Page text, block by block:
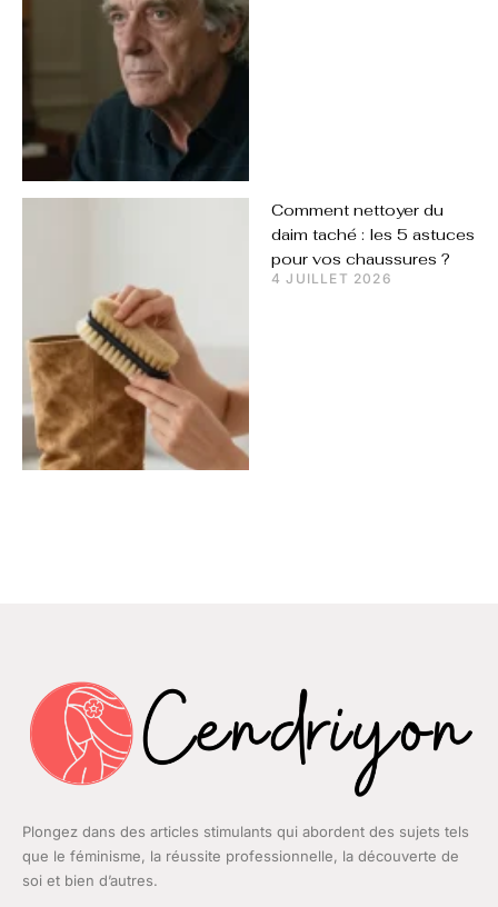
Comment nettoyer du
daim taché : les 5 astuces
pour vos chaussures ?
4 JUILLET 2026
Plongez dans des articles stimulants qui abordent des sujets tels
que le féminisme, la réussite professionnelle, la découverte de
soi et bien d’autres.